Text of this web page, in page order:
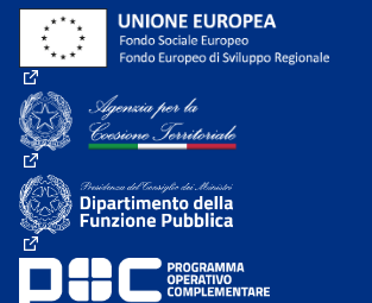
(External link)
(External link)
(External link)